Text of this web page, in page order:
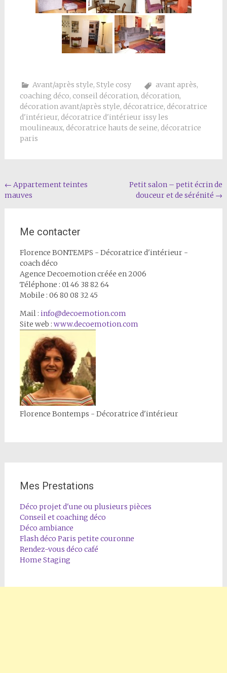
Avant/après style, Style cosy avant après,
coaching déco, conseil décoration, décoration,
décoration avant/après style, décoratrice, décoratrice
d'intérieur, décoratrice d'intérieur issy les
moulineaux, décoratrice hauts de seine, décoratrice
paris
Navigation
l'article
← Appartement teintes
mauves
Petit salon – petit écrin de
douceur et de sérénité →
Me contacter
Florence BONTEMPS - Décoratrice d'intérieur -
coach déco
Agence Decoemotion créée en 2006
Téléphone : 01 46 38 82 64
Mobile : 06 80 08 32 45
Mail : info@decoemotion.com
Site web : www.decoemotion.com
Florence Bontemps - Décoratrice d'intérieur
Mes Prestations
Déco projet d'une ou plusieurs pièces
Conseil et coaching déco
Déco ambiance
Flash déco Paris petite couronne
Rendez-vous déco café
Home Staging